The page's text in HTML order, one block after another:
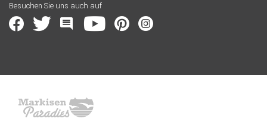
Besuchen Sie uns auch auf